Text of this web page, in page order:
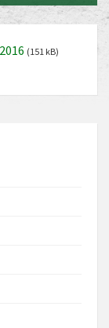
(151 kB)